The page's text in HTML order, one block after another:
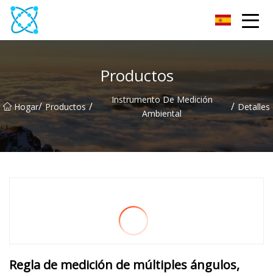
Productos
Hogar/ Productos /
Instrumento De Medición
Ambiental
/ Detalles
Regla de medición de múltiples ángulos,